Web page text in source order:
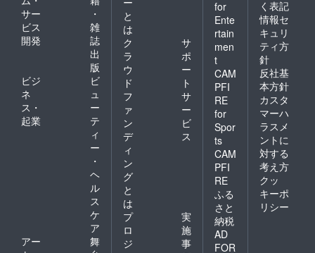
サー
ビス
開発
・
雑
誌
出
版
ビジ
ネ
ス・
起業
ビ
ュ
ー
テ
ィ
ー
・
ヘ
ル
ス
ケ
ア
アー
舞
と
は
ク
ラ
ウ
ド
フ
ァ
ン
デ
ィ
ン
グ
と
は
サ
ポ
ー
ト
サ
ー
ビ
ス
プ
ロ
ジ
実
施
事
for
Ente
rtain
men
t
CAM
PFI
RE
for
Spor
ts
CAM
PFI
RE
ふる
さと
納税
AD
FOR
く表記
情報セ
キュリ
ティ方
針
反社基
本方針
カスタ
マーハ
ラスメ
ントに
対する
考え方
クッ
キーポ
リシー